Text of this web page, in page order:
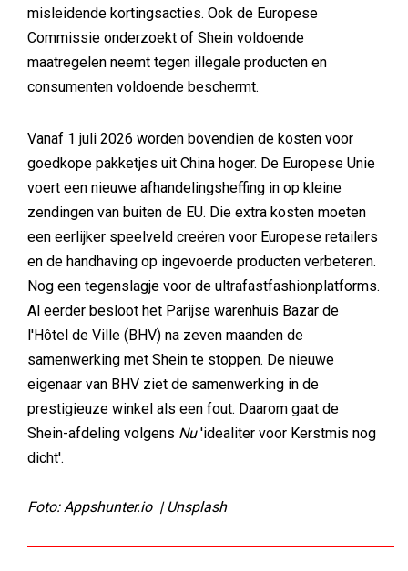
misleidende kortingsacties. Ook de Europese
Commissie onderzoekt of Shein voldoende
maatregelen neemt tegen illegale producten en
consumenten voldoende beschermt.
Vanaf 1 juli 2026 worden bovendien de kosten voor
goedkope pakketjes uit China hoger. De Europese Unie
voert een nieuwe afhandelingsheffing in op kleine
zendingen van buiten de EU. Die extra kosten moeten
een eerlijker speelveld creëren voor Europese retailers
en de handhaving op ingevoerde producten verbeteren.
Nog een tegenslagje voor de ultrafastfashionplatforms.
Al eerder besloot het Parijse warenhuis Bazar de
l'Hôtel de Ville (BHV) na zeven maanden de
samenwerking met Shein te stoppen. De nieuwe
eigenaar van BHV ziet de samenwerking in de
prestigieuze winkel als een fout. Daarom gaat de
Shein-afdeling volgens Nu'idealiter voor Kerstmis nog
dicht'.
Foto: Appshunter.io | Unsplash